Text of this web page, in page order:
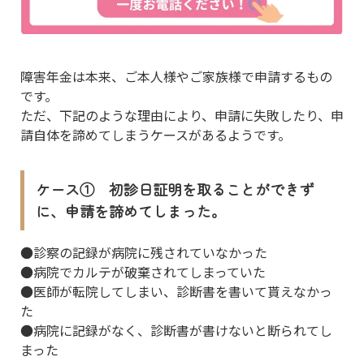
障害年金は本来、ご本人様やご家族様で申請するもの
です。
ただ、下記のような理由により、申請に失敗したり、申
請自体を諦めてしまうケースがあるようです。
ケース① 初診日証明を取ることができず
に、申請を諦めてしまった。
●診察の記録が病院に残されていなかった
●病院でカルテが破棄されてしまっていた
●医師が転院してしまい、診断書を書いて貰えなかっ
た
●病院に記録がなく、診断書が書けないと断られてし
まった